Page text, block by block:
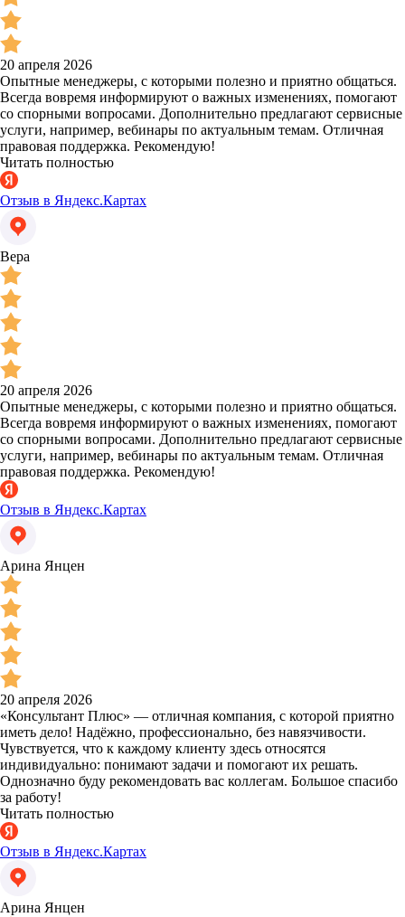
20 апреля 2026
Опытные менеджеры, с которыми полезно и приятно общаться.
Всегда вовремя информируют о важных изменениях, помогают
со спорными вопросами. Дополнительно предлагают сервисные
услуги, например, вебинары по актуальным темам. Отличная
правовая поддержка. Рекомендую!
Читать полностью
Отзыв в Яндекс.Картах
Вера
20 апреля 2026
Опытные менеджеры, с которыми полезно и приятно общаться.
Всегда вовремя информируют о важных изменениях, помогают
со спорными вопросами. Дополнительно предлагают сервисные
услуги, например, вебинары по актуальным темам. Отличная
правовая поддержка. Рекомендую!
Отзыв в Яндекс.Картах
Арина Янцен
20 апреля 2026
«Консультант Плюс» — отличная компания, с которой приятно
иметь дело! Надёжно, профессионально, без навязчивости.
Чувствуется, что к каждому клиенту здесь относятся
индивидуально: понимают задачи и помогают их решать.
Однозначно буду рекомендовать вас коллегам. Большое спасибо
за работу!
Читать полностью
Отзыв в Яндекс.Картах
Арина Янцен